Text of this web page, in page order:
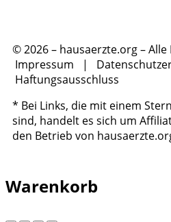
© 2026 – hausaerzte.org –
Impressum |
Haftungsausschluss
* Bei Links, die mit einem
sind, handelt es sich um
den Betrieb von
Warenkorb